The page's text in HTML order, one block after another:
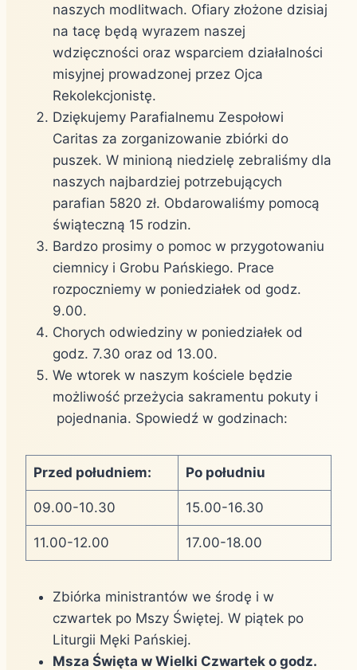
naszych modlitwach. Ofiary złożone dzisiaj
na tacę będą wyrazem naszej
wdzięczności oraz wsparciem działalności
misyjnej prowadzonej przez Ojca
Rekolekcjonistę.
Dziękujemy Parafialnemu Zespołowi
Caritas za zorganizowanie zbiórki do
puszek. W minioną niedzielę zebraliśmy dla
naszych najbardziej potrzebujących
parafian 5820 zł. Obdarowaliśmy pomocą
świąteczną 15 rodzin.
Bardzo prosimy o pomoc w przygotowaniu
ciemnicy i Grobu Pańskiego. Prace
rozpoczniemy w poniedziałek od godz.
9.00.
Chorych odwiedziny w poniedziałek od
godz. 7.30 oraz od 13.00.
We wtorek w naszym kościele będzie
możliwość przeżycia sakramentu pokuty i
pojednania. Spowiedź w godzinach:
Przed południem: Po południu
09.00-10.30 15.00-16.30
11.00-12.00 17.00-18.00
Zbiórka ministrantów we środę i w
czwartek po Mszy Świętej. W piątek po
Liturgii Męki Pańskiej.
Msza Święta w Wielki Czwartek o godz.